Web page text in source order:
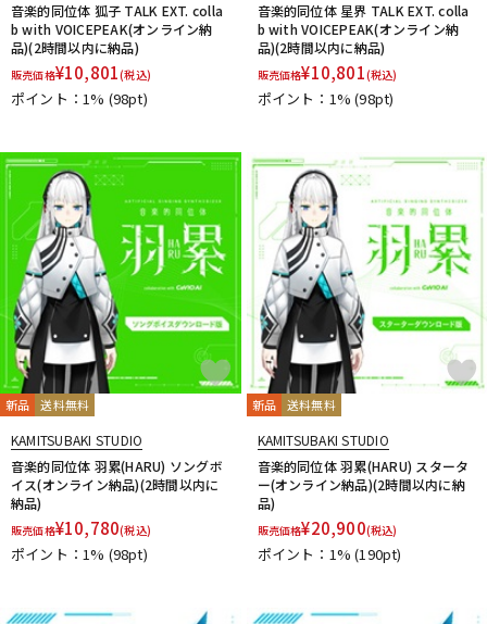
音楽的同位体 狐子 TALK EXT. colla
b with VOICEPEAK(オンライン納
品)(2時間以内に納品)
販売価格¥10,801(税込)
ポイント：1% (98pt)
音楽的同位体 星界 TALK EXT. colla
b with VOICEPEAK(オンライン納
品)(2時間以内に納品)
販売価格¥10,801(税込)
ポイント：1%(98pt)
新品 送料無料
KAMITSUBAKI STUDIO
音楽的同位体 羽累(HARU) ソングボ
イス(オンライン納品)(2時間以内に
納品)
販売価格¥10,780(税込)
ポイント：1% (98pt)
新品 送料無料
KAMITSUBAKI STUDIO
音楽的同位体 羽累(HARU) スタータ
ー(オンライン納品)(2時間以内に納
品)
販売価格¥20,900(税込)
ポイント：1%(190pt)